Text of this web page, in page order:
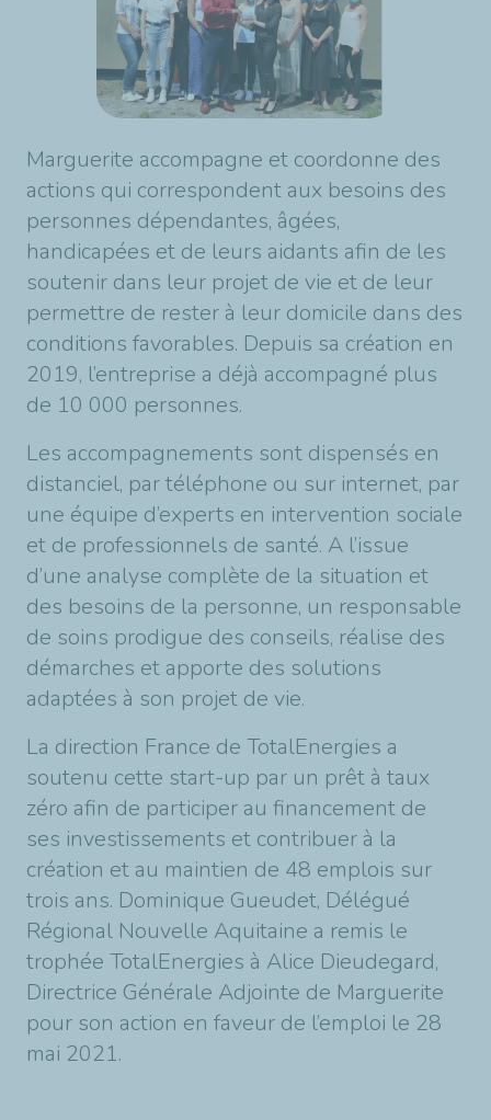
Marguerite accompagne et coordonne des
actions qui correspondent aux besoins des
personnes dépendantes, âgées,
handicapées et de leurs aidants afin de les
soutenir dans leur projet de vie et de leur
permettre de rester à leur domicile dans des
conditions favorables. Depuis sa création en
2019, l’entreprise a déjà accompagné plus
de 10 000 personnes.
Les accompagnements sont dispensés en
distanciel, par téléphone ou sur internet, par
une équipe d’experts en intervention sociale
et de professionnels de santé. A l’issue
d’une analyse complète de la situation et
des besoins de la personne, un responsable
de soins prodigue des conseils, réalise des
démarches et apporte des solutions
adaptées à son projet de vie.
La direction France de TotalEnergies a
soutenu cette start-up par un prêt à taux
zéro afin de participer au financement de
ses investissements et contribuer à la
création et au maintien de 48 emplois sur
trois ans. Dominique Gueudet, Délégué
Régional Nouvelle Aquitaine a remis le
trophée TotalEnergies à Alice Dieudegard,
Directrice Générale Adjointe de Marguerite
pour son action en faveur de l’emploi le 28
mai 2021.